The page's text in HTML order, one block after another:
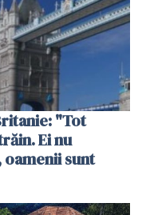
"Tot
Ei nu
oamenii sunt